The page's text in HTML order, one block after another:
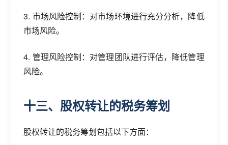
3. 市场风险控制：对市场环境进行充分分析，降低
市场风险。
4. 管理风险控制：对管理团队进行评估，降低管理
风险。
十三、股权转让的税务筹划
股权转让的税务筹划包括以下方面：